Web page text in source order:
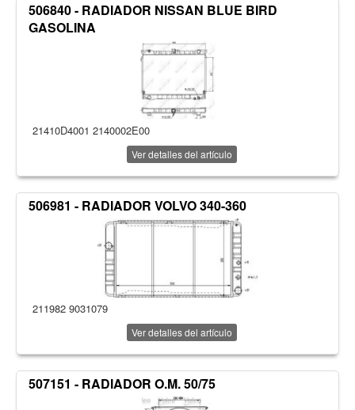
506840 - RADIADOR NISSAN BLUE BIRD
GASOLINA
21410D4001 2140002E00
Ver detalles del artículo
506981 - RADIADOR VOLVO 340-360
211982 9031079
Ver detalles del artículo
507151 - RADIADOR O.M. 50/75